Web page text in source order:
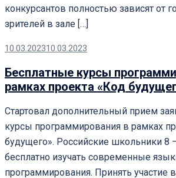
конкурсантов полностью зависят от
зрителей в зале […]
10.03.202310.03.2023
Бесплатные курсы
рамках проекта «Код
Стартовал дополнительный прием
курсы программирования в рамках
будущего». Российские школьники 8
бесплатно изучать современные
программирования. Принять участие